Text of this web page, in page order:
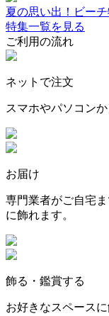
夏の思い出！ビー
特集一覧を見る
ご利用の流れ
ネットで注文
スマホやパソコン
お届け
専門業者がご自宅
に飾れます。
飾る・鑑賞する
お好きなスペース